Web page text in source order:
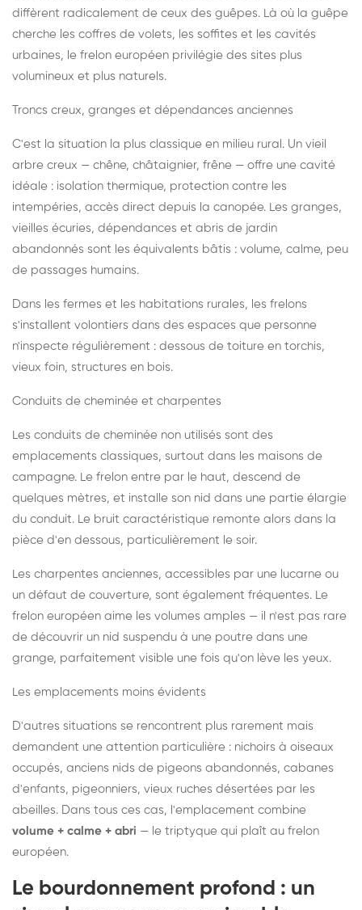
diffèrent radicalement de ceux des guêpes. Là où la guêpe
cherche les coffres de volets, les soffites et les cavités
urbaines, le frelon européen privilégie des sites plus
volumineux et plus naturels.
Troncs creux, granges et dépendances anciennes
C'est la situation la plus classique en milieu rural. Un vieil
arbre creux — chêne, châtaignier, frêne — offre une cavité
idéale : isolation thermique, protection contre les
intempéries, accès direct depuis la canopée. Les granges,
vieilles écuries, dépendances et abris de jardin
abandonnés sont les équivalents bâtis : volume, calme, peu
de passages humains.
Dans les fermes et les habitations rurales, les frelons
s'installent volontiers dans des espaces que personne
n'inspecte régulièrement : dessous de toiture en torchis,
vieux foin, structures en bois.
Conduits de cheminée et charpentes
Les conduits de cheminée non utilisés sont des
emplacements classiques, surtout dans les maisons de
campagne. Le frelon entre par le haut, descend de
quelques mètres, et installe son nid dans une partie élargie
du conduit. Le bruit caractéristique remonte alors dans la
pièce d'en dessous, particulièrement le soir.
Les charpentes anciennes, accessibles par une lucarne ou
un défaut de couverture, sont également fréquentes. Le
frelon européen aime les volumes amples — il n'est pas rare
de découvrir un nid suspendu à une poutre dans une
grange, parfaitement visible une fois qu'on lève les yeux.
Les emplacements moins évidents
D'autres situations se rencontrent plus rarement mais
demandent une attention particulière : nichoirs à oiseaux
occupés, anciens nids de pigeons abandonnés, cabanes
d'enfants, pigeonniers, vieux ruches désertées par les
abeilles. Dans tous ces cas, l'emplacement combine
volume + calme + abri — le triptyque qui plaît au frelon
européen.
Le bourdonnement profond : un